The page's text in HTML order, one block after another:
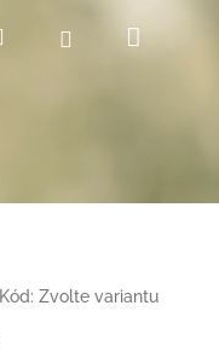
Hledat Přihlášení
Kód: Zvolte variantu